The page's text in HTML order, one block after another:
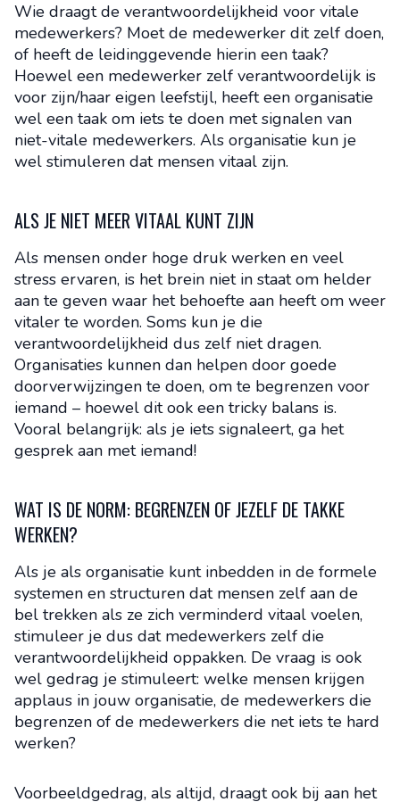
Wie draagt de verantwoordelijkheid voor vitale
medewerkers? Moet de medewerker dit zelf doen,
of heeft de leidinggevende hierin een taak?
Hoewel een medewerker zelf verantwoordelijk is
voor zijn/haar eigen leefstijl, heeft een organisatie
wel een taak om iets te doen met signalen van
niet-vitale medewerkers. Als organisatie kun je
wel stimuleren dat mensen vitaal zijn.
ALS JE NIET MEER VITAAL KUNT ZIJN
Als mensen onder hoge druk werken en veel
stress ervaren, is het brein niet in staat om helder
aan te geven waar het behoefte aan heeft om weer
vitaler te worden. Soms kun je die
verantwoordelijkheid dus zelf niet dragen.
Organisaties kunnen dan helpen door goede
doorverwijzingen te doen, om te begrenzen voor
iemand – hoewel dit ook een tricky balans is.
Vooral belangrijk: als je iets signaleert, ga het
gesprek aan met iemand!
WAT IS DE NORM: BEGRENZEN OF JEZELF DE TAKKE
WERKEN?
Als je als organisatie kunt inbedden in de formele
systemen en structuren dat mensen zelf aan de
bel trekken als ze zich verminderd vitaal voelen,
stimuleer je dus dat medewerkers zelf die
verantwoordelijkheid oppakken. De vraag is ook
wel gedrag je stimuleert: welke mensen krijgen
applaus in jouw organisatie, de medewerkers die
begrenzen of de medewerkers die net iets te hard
werken?
Voorbeeldgedrag, als altijd, draagt ook bij aan het